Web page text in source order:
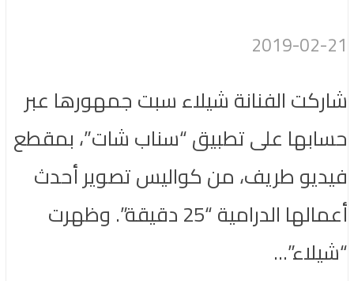
2019-02-21
شاركت الفنانة شيلاء سبت جمهورها عبر
حسابها على تطبيق “سناب شات”، بمقطع
فيديو طريف، من كواليس تصوير أحدث
أعمالها الدرامية “25 دقيقة”. وظهرت
“شيلاء”...